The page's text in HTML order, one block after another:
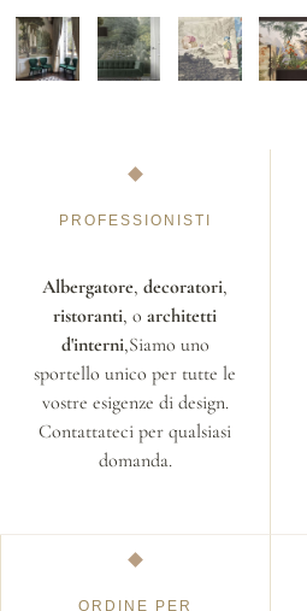
PROFESSIONISTI
Albergatore, decoratori,
ristoranti, o architetti
d'interni,Siamo uno
sportello unico per tutte le
vostre esigenze di design.
Contattateci per qualsiasi
domanda.
ORDINE PER